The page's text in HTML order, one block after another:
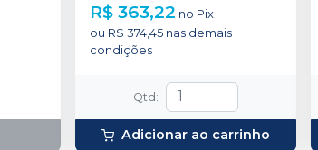
R$ 363,22 no Pix
ou R$ 374,45 nas demais
condições
Qtd :
Adicionar ao carrinho